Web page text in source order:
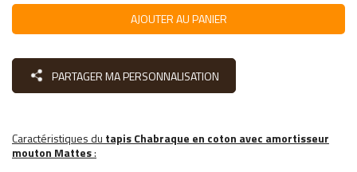
AJOUTER AU PANIER
PARTAGER MA PERSONNALISATION
Caractéristiques du tapis Chabraque en coton avec amortisseur
mouton Mattes: